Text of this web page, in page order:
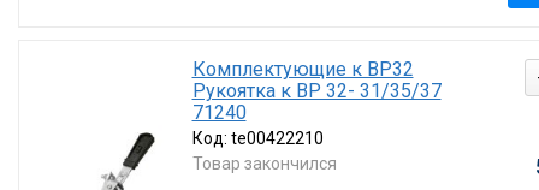
Комплектующие к ВР32
Рукоятка к ВР 32- 31/35/37
71240
Код: te00422210
Товар закончился